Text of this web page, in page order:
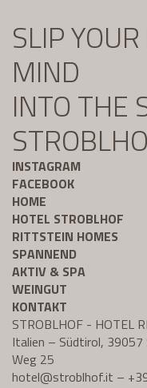
SLIP
MIND
INTO THE
INSTAGRAM
FACEBOOK
HOME
HOTEL STROBLHOF
RITTSTEIN HOMES
SPANNEND
AKTIV & SPA
WEINGUT
KONTAKT
STROBLHOF - HOTEL
Italien – Südtirol, 39057
Weg 25
hotel@stroblhof.it –